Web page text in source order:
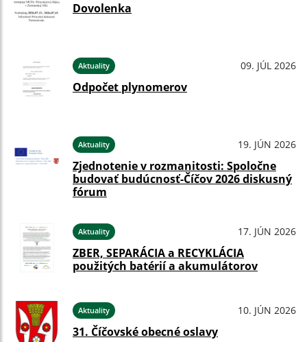
Dovolenka
Aktuality 09. JÚL 2026
Odpočet plynomerov
Aktuality 19. JÚN 2026
Zjednotenie v rozmanitosti: Spoločne
budovať budúcnosť-Číčov 2026 diskusný
fórum
Aktuality 17. JÚN 2026
ZBER, SEPARÁCIA a RECYKLÁCIA
použitých batérií a akumulátorov
Aktuality 10. JÚN 2026
31. Číčovské obecné oslavy